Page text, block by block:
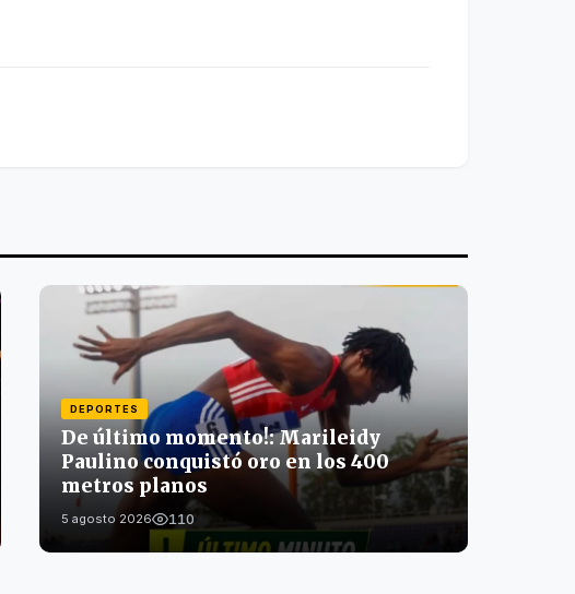
DEPORTES
De último momento!: Marileidy
Paulino conquistó oro en los 400
metros planos
5 agosto 2026 110